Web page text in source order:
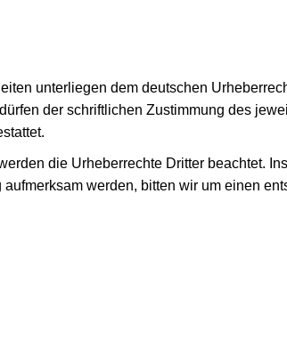
unterliegen dem deutschen
der schriftlichen Zustimmung des
die Urheberrechte Dritter beachtet.
werden, bitten wir um einen